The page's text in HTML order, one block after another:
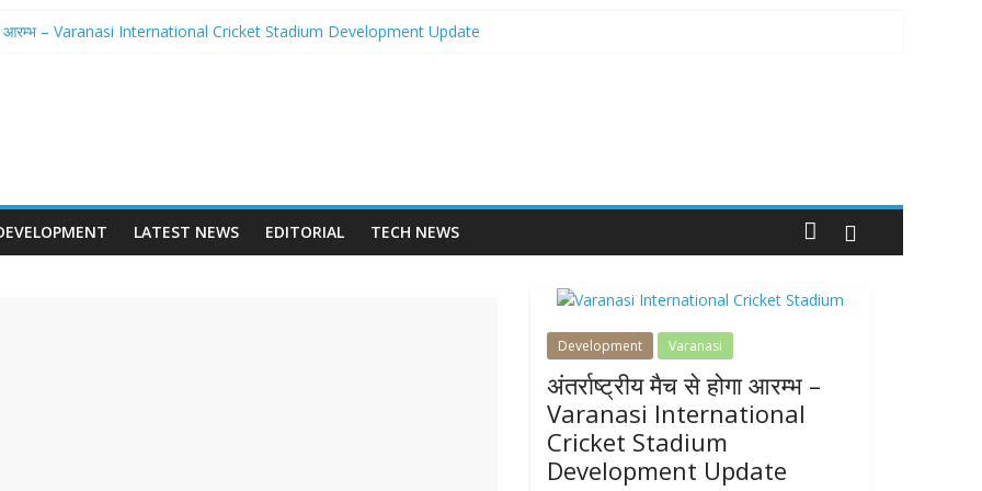
आरम्भ – Varanasi International Cricket Stadium Development Update
पुल – Prayagraj 6 Lane Ganga Bridge
बनेगा Dashrath Path Ayodhya Fourlane Road
LATEST NEWS EDITORIAL TECH NEWS
Development Varanasi
अंतर्राष्ट्रीय मैच से होगा आरम्भ –
Varanasi International
Cricket Stadium
Development Update